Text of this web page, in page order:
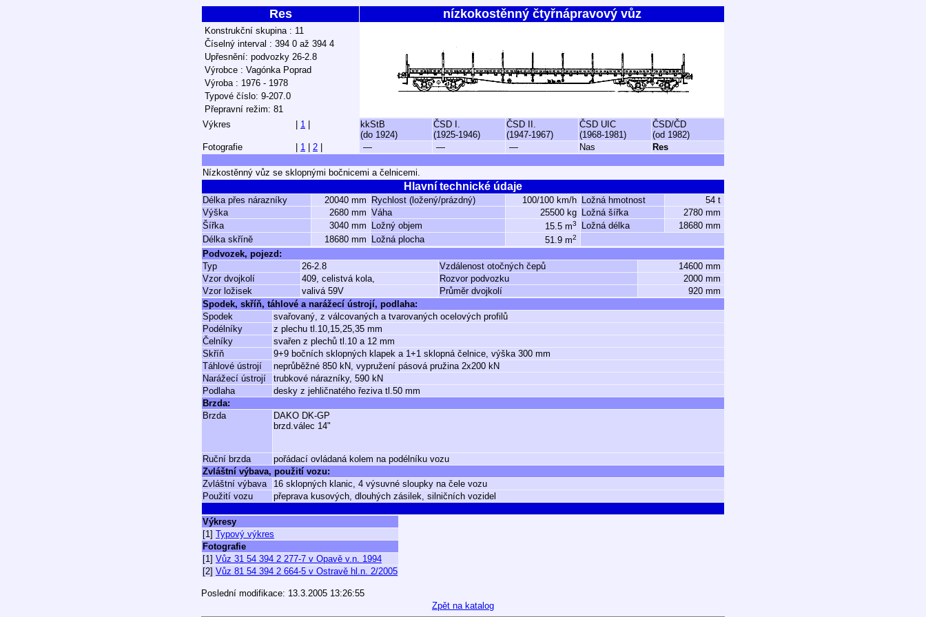
Res nízkokostěnný čtyřnápravový vůz
Konstrukční skupina : 11
Číselný interval : 394 0 až 394 4
Upřesnění: podvozky 26-2.8
Výrobce : Vagónka Poprad
Výroba : 1976 - 1978
Typové číslo: 9-207.0
Přepravní režim: 81
Výkres
1
kkStB
(do 1924)
ČSD I.
(1925-1946)
ČSD II.
(1947-1967)
ČSD UIC
(1968-1981)
ČSD/ČD
(od 1982)
Fotografie
1 2 — — — Nas Res
Nízkostěnný vůz se sklopnými bočnicemi a čelnicemi.
Hlavní technické údaje
Délka přes nárazníky 20040 mm Rychlost (ložený/prázdný) 100/100 km/h Ložná hmotnost
54 t
Výška
2680 mm Váha 25500 kg Ložná šířka
2780 mm
Šířka
3040 mm Ložný objem 15.5 m3 Ložná délka
18680 mm
Délka skříně
18680 mm Ložná plocha 51.9 m2
Podvozek, pojezd:
Typ
26-2.8 Vzdálenost otočných čepů
14600 mm
Vzor dvojkolí
409, celistvá kola, Rozvor podvozku
2000 mm
Vzor ložisek
valivá 59V Průměr dvojkolí
920 mm
Spodek, skříň, táhlové a narážecí ústrojí, podlaha:
Spodek
svařovaný, z válcovaných a tvarovaných ocelových profilů
Podélníky
z plechu tl.10,15,25,35 mm
Čelníky
svařen z plechů tl.10 a 12 mm
Skříň
9+9 bočních sklopných klapek a 1+1 sklopná čelnice, výška 300 mm
Táhlové ústrojí
neprůběžné 850 kN, vypružení pásová pružina 2x200 kN
Narážecí ústrojí
trubkové nárazníky, 590 kN
Podlaha
desky z jehličnatého řeziva tl.50 mm
Brzda:
Brzda
DAKO DK-GP
brzd.válec 14"
Ruční brzda
pořádací ovládaná kolem na podélníku vozu
Zvláštní výbava, použití vozu:
Zvláštní výbava
16 sklopných klanic, 4 výsuvné sloupky na čele vozu
Použití vozu
přeprava kusových, dlouhých zásilek, silničních vozidel
Výkresy
[1] Typový výkres
Fotografie
[1] Vůz 31 54 394 2 277-7 v Opavě v.n. 1994
[2] Vůz 81 54 394 2 664-5 v Ostravě hl.n. 2/2005
Poslední modifikace: 13.3.2005 13:26:55
Zpět na katalog